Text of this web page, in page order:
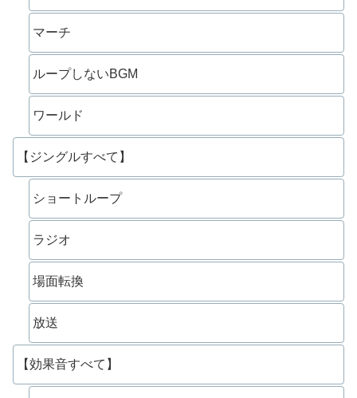
マーチ
ループしないBGM
ワールド
【ジングルすべて】
ショートループ
ラジオ
場面転換
放送
【効果音すべて】